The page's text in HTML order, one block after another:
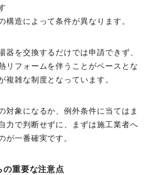
構造によって条件が異なります。
器を交換するだけでは申請できず、
リフォームを伴うことがベースとな
複雑な制度となっています。
対象になるか、例外条件に当てはま
力で判断せずに、まずは施工業者へ
が一番確実です。
重要な注意点